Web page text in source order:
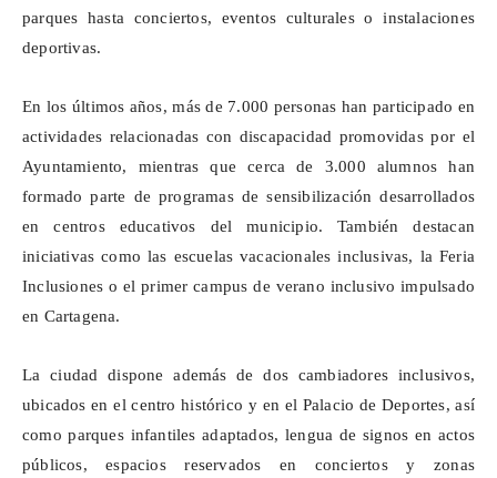
parques hasta conciertos, eventos culturales o instalaciones
deportivas.
En los últimos años, más de 7.000 personas han participado en
actividades relacionadas con discapacidad promovidas por el
Ayuntamiento, mientras que cerca de 3.000 alumnos han
formado parte de programas de sensibilización desarrollados
en centros educativos del municipio. También destacan
iniciativas como las escuelas vacacionales inclusivas, la Feria
Inclusiones o el primer campus de verano inclusivo impulsado
en Cartagena.
La ciudad dispone además de dos cambiadores inclusivos,
ubicados en el centro histórico y en el Palacio de Deportes, así
como parques infantiles adaptados, lengua de signos en actos
públicos, espacios reservados en conciertos y zonas